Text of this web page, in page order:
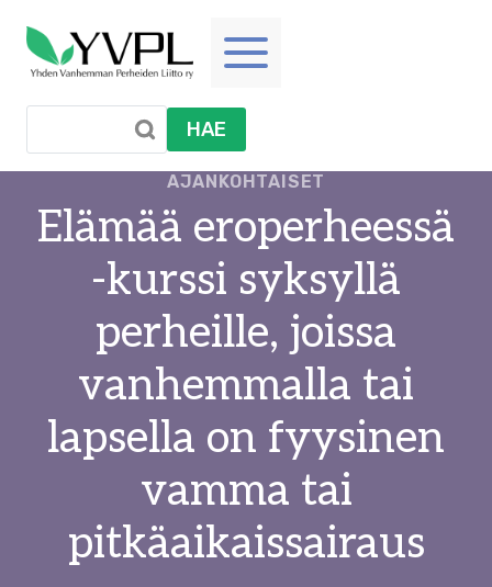
sisältöön
HAE
AJANKOHTAISET
Elämää eroperheessä
-kurssi syksyllä
perheille, joissa
vanhemmalla tai
lapsella on fyysinen
vamma tai
pitkäaikaissairaus